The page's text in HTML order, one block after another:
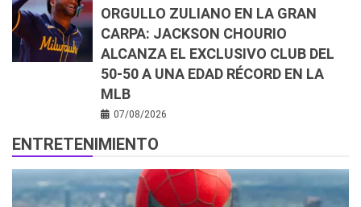
ORGULLO ZULIANO EN LA GRAN
CARPA: JACKSON CHOURIO
ALCANZA EL EXCLUSIVO CLUB DEL
50-50 A UNA EDAD RÉCORD EN LA
MLB
07/08/2026
ENTRETENIMIENTO